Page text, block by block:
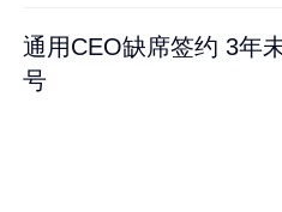
通用CEO缺席签约 3年
号